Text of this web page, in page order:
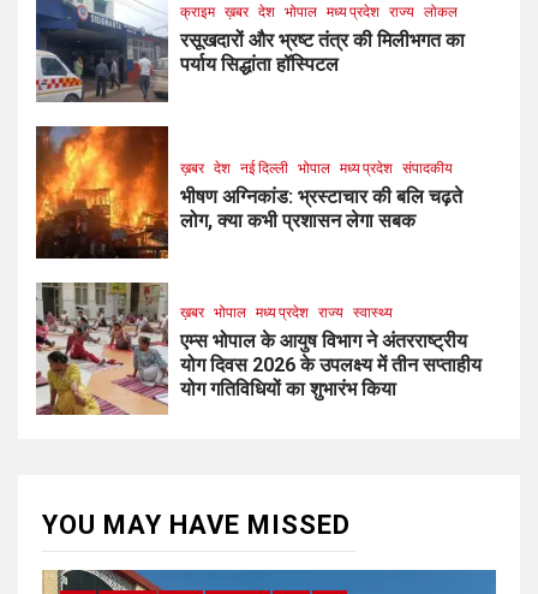
क्राइम ख़बर देश भोपाल मध्य प्रदेश राज्य लोकल
रसूखदारों और भ्रष्ट तंत्र की मिलीभगत का
पर्याय सिद्धांता हॉस्पिटल
ख़बर देश नई दिल्ली भोपाल मध्य प्रदेश संपादकीय
भीषण अग्निकांड: भ्रस्टाचार की बलि चढ़ते
लोग, क्या कभी प्रशासन लेगा सबक
ख़बर भोपाल मध्य प्रदेश राज्य स्वास्थ्य
एम्स भोपाल के आयुष विभाग ने अंतरराष्ट्रीय
योग दिवस 2026 के उपलक्ष्य में तीन सप्ताहीय
योग गतिविधियों का शुभारंभ किया
YOU MAY HAVE MISSED